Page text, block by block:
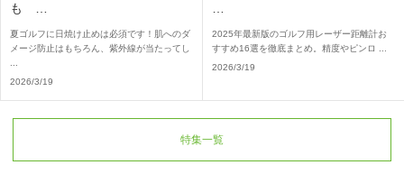
も …
夏ゴルフに日焼け止めは必須です！肌へのダ
メージ防止はもちろん、紫外線が当たってし
...
2026/3/19
2025年最新版のゴルフ用レーザー距離計お
すすめ16選を徹底まとめ。精度やピンロ ...
2026/3/19
特集一覧